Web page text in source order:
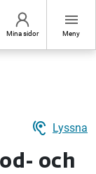
Mina sidor
menu
Meny
hearing Lyssna
och